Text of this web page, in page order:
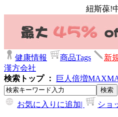
紐斯葆!
健康情報 商品Tags 新
漢方会社
検索トップ ：
巨人倍増
お気に入りに追加| ショ